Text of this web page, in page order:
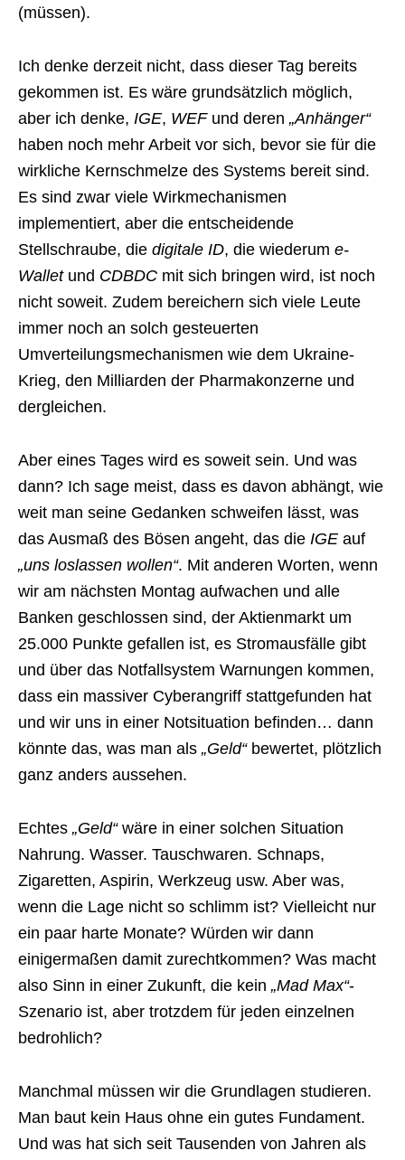
(müssen).
Ich denke derzeit nicht, dass dieser Tag bereits
gekommen ist. Es wäre grundsätzlich möglich,
aber ich denke, IGE, WEFund deren „Anhänger“
haben noch mehr Arbeit vor sich, bevor sie für die
wirkliche Kernschmelze des Systems bereit sind.
Es sind zwar viele Wirkmechanismen
implementiert, aber die entscheidende
Stellschraube, die digitale ID, die wiederum e-
Walletund CDBDC mit sich bringen wird, ist noch
nicht soweit. Zudem bereichern sich viele Leute
immer noch an solch gesteuerten
Umverteilungsmechanismen wie dem Ukraine-
Krieg, den Milliarden der Pharmakonzerne und
dergleichen.
Aber eines Tages wird es soweit sein. Und was
dann? Ich sage meist, dass es davon abhängt, wie
weit man seine Gedanken schweifen lässt, was
das Ausmaß des Bösen angeht, das die IGE auf
„uns loslassen wollen“. Mit anderen Worten, wenn
wir am nächsten Montag aufwachen und alle
Banken geschlossen sind, der Aktienmarkt um
25.000 Punkte gefallen ist, es Stromausfälle gibt
und über das Notfallsystem Warnungen kommen,
dass ein massiver Cyberangriff stattgefunden hat
und wir uns in einer Notsituation befinden… dann
könnte das, was man als „Geld“bewertet, plötzlich
ganz anders aussehen.
Echtes „Geld“wäre in einer solchen Situation
Nahrung. Wasser. Tauschwaren. Schnaps,
Zigaretten, Aspirin, Werkzeug usw. Aber was,
wenn die Lage nicht so schlimm ist? Vielleicht nur
ein paar harte Monate? Würden wir dann
einigermaßen damit zurechtkommen? Was macht
also Sinn in einer Zukunft, die kein „Mad Max“-
Szenario ist, aber trotzdem für jeden einzelnen
bedrohlich?
Manchmal müssen wir die Grundlagen studieren.
Man baut kein Haus ohne ein gutes Fundament.
Und was hat sich seit Tausenden von Jahren als